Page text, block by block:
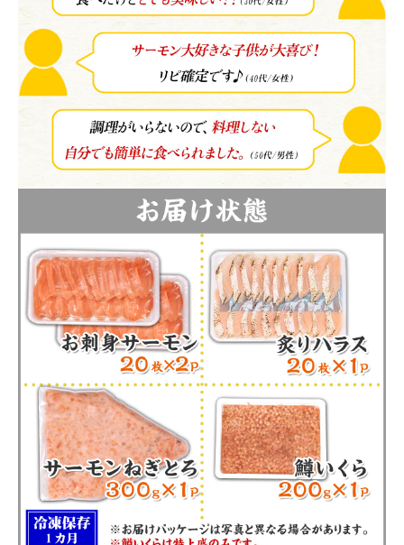
close
※鱒いくらは特上盛のみです。
(必
須)
注文終了後の変更・キャンセルはお受けできません。
(必
須)
領収書・納品書等は一切同封しておりません。領収書は購入履歴